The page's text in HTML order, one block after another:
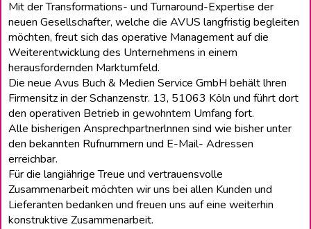
Mit der Transformations- und Turnaround-Expertise der
neuen Gesellschafter, welche die AVUS langfristig begleiten
möchten, freut sich das operative Management auf die
Weiterentwicklung des Unternehmens in einem
herausfordernden Marktumfeld.
Die neue Avus Buch & Medien Service GmbH behält lhren
Firmensitz in der Schanzenstr. 13, 51063 Köln und führt dort
den operativen Betrieb in gewohntem Umfang fort.
Alle bisherigen Ansprechpartnerlnnen sind wie bisher unter
den bekannten Rufnummern und E-Mail- Adressen
erreichbar.
Für die langiährige Treue und vertrauensvolle
Zusammenarbeit möchten wir uns bei allen Kunden und
Lieferanten bedanken und freuen uns auf eine weiterhin
konstruktive Zusammenarbeit.